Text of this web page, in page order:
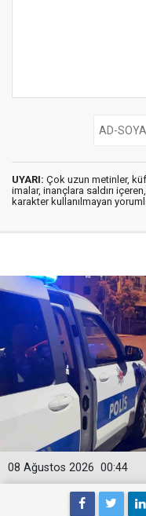
UYARI: Çok uzun metinler,
imalar, inançlara saldırı
karakter kullanılmayan
00:44
08 Ağustos 2026